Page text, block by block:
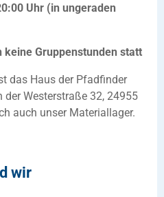
Uhr (in ungeraden
Gruppenstunden statt
das Haus der Pfadfinder
Westerstraße 32, 24955
auch unser Materiallager.
wir